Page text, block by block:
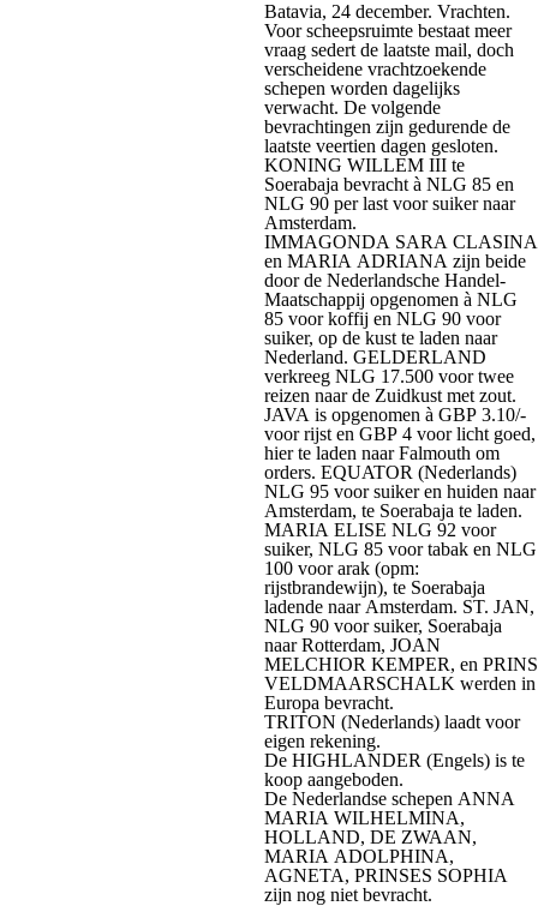
Batavia, 24 december. Vrachten.
Voor scheepsruimte bestaat meer
vraag sedert de laatste mail, doch
verscheidene vrachtzoekende
schepen worden dagelijks
verwacht. De volgende
bevrachtingen zijn gedurende de
laatste veertien dagen gesloten.
KONING WILLEM III te
Soerabaja bevracht à NLG 85 en
NLG 90 per last voor suiker naar
Amsterdam.
IMMAGONDA SARA CLASINA
en MARIA ADRIANA zijn beide
door de Nederlandsche Handel-
Maatschappij opgenomen à NLG
85 voor koffij en NLG 90 voor
suiker, op de kust te laden naar
Nederland. GELDERLAND
verkreeg NLG 17.500 voor twee
reizen naar de Zuidkust met zout.
JAVA is opgenomen à GBP 3.10/-
voor rijst en GBP 4 voor licht goed,
hier te laden naar Falmouth om
orders. EQUATOR (Nederlands)
NLG 95 voor suiker en huiden naar
Amsterdam, te Soerabaja te laden.
MARIA ELISE NLG 92 voor
suiker, NLG 85 voor tabak en NLG
100 voor arak (opm:
rijstbrandewijn), te Soerabaja
ladende naar Amsterdam. ST. JAN,
NLG 90 voor suiker, Soerabaja
naar Rotterdam, JOAN
MELCHIOR KEMPER, en PRINS
VELDMAARSCHALK werden in
Europa bevracht.
TRITON (Nederlands) laadt voor
eigen rekening.
De HIGHLANDER (Engels) is te
koop aangeboden.
De Nederlandse schepen ANNA
MARIA WILHELMINA,
HOLLAND, DE ZWAAN,
MARIA ADOLPHINA,
AGNETA, PRINSES SOPHIA
zijn nog niet bevracht.